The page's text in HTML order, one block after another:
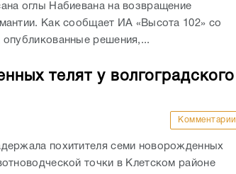
оглы Набиевана на возвращение
Как сообщает ИА «Высота 102» со
опубликованные решения,...
телят у волгоградского
Комментарии
похитителя семи новорожденных
точки в Клетском районе